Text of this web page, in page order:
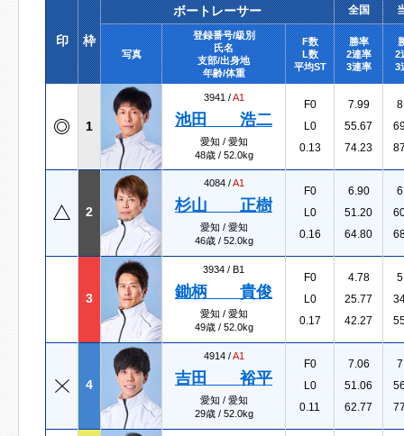
印 枠
ボートレーサー 全国
写真
登録番号/級別
氏名
支部/出身地
年齢/体重
F数
L数
平均ST
勝率
2連率
3連率
2
3
1
3941 /A1
池田 浩二
愛知 / 愛知
48歳 / 52.0kg
F0
L0
0.13
7.99
55.67
74.23
2
4084 /A1
杉山 正樹
愛知 / 愛知
46歳 / 52.0kg
F0
L0
0.16
6.90
51.20
64.80
3
3934 / B1
鋤柄 貴俊
愛知 / 愛知
49歳 / 52.0kg
F0
L0
0.17
4.78
25.77
42.27
4
4914 /A1
吉田 裕平
愛知 / 愛知
29歳 / 52.0kg
F0
L0
0.11
7.06
51.06
62.77